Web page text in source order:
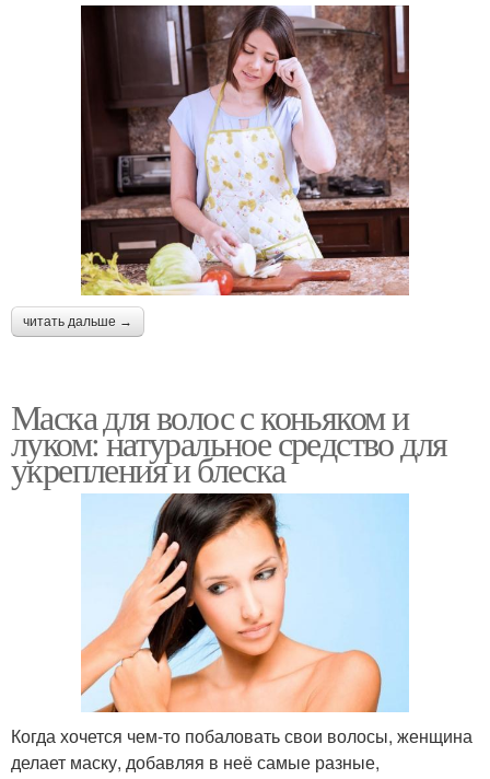
читать дальше →
Маска для волос с коньяком и
луком: натуральное средство для
укрепления и блеска
Когда хочется чем-то побаловать свои волосы, женщина
делает маску, добавляя в неё самые разные,